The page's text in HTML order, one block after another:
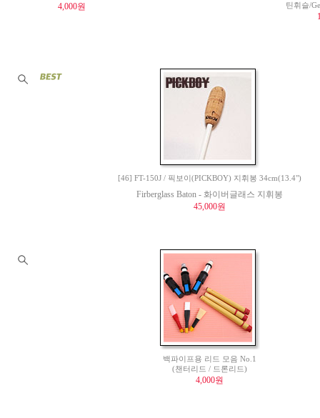
4,000원
틴휘슬/
[46] FT-150J / 픽보이(PICKBOY) 지휘봉 34cm(13.4")
Firberglass Baton - 화이버글래스 지휘봉
45,000원
백파이프용 리드 모음 No.1
(챈터리드 / 드론리드)
4,000원